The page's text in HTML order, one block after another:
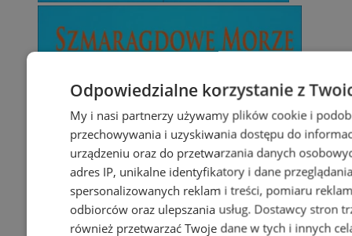
Odpowiedzialne korzystanie z
My i nasi partnerzy używamy plików cookie i
przechowywania i uzyskiwania dostępu do
urządzeniu oraz do przetwarzania danych
adres IP, unikalne identyfikatory i dane
spersonalizowanych reklam i treści, pomiaru
odbiorców oraz ulepszania usług. Dostawcy stron
również przetwarzać Twoje dane w tych i innych